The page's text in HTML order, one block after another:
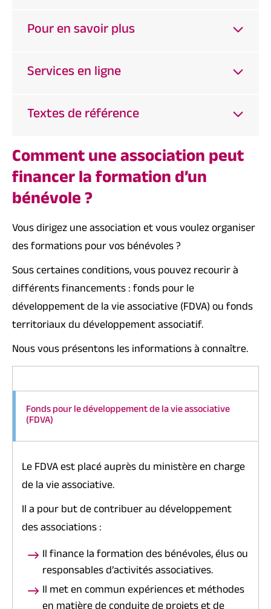
Pour en savoir plus
Services en ligne
Textes de référence
Comment une association peut
financer la formation d’un
bénévole ?
Vous dirigez une association et vous voulez organiser
des formations pour vosbénévoles?
Sous certaines conditions, vous pouvez recourir à
différents financements : fonds pour le
développement de la vie associative (FDVA) ou fonds
territoriaux du développement associatif.
Nous vous présentons les informations à connaître.
Fonds pour le développement de la vie associative
(FDVA)
Le FDVA est placé auprès du ministère en charge
de la vie associative.
Il a pour but de contribuer au développement
des associations :
Il finance la formation des bénévoles, élus ou
responsables d’activités associatives.
Il met en commun expériences et méthodes